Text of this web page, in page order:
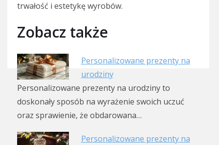
trwałość i estetykę wyrobów.
Zobacz także
Personalizowane prezenty na
urodziny
Personalizowane prezenty na urodziny to
doskonały sposób na wyrażenie swoich uczuć
oraz sprawienie, że obdarowana…
Personalizowane prezenty na